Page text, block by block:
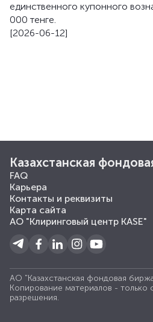
единственного купонного
000 тенге.
[2026-06-12]
Казахстанская
FAQ
Карьера
Контакты и реквизиты
Карта сайта
АО "Клиринговый центр KASE"
АО "Казахстанская фондовая
Копирование материалов - только
разрешения.